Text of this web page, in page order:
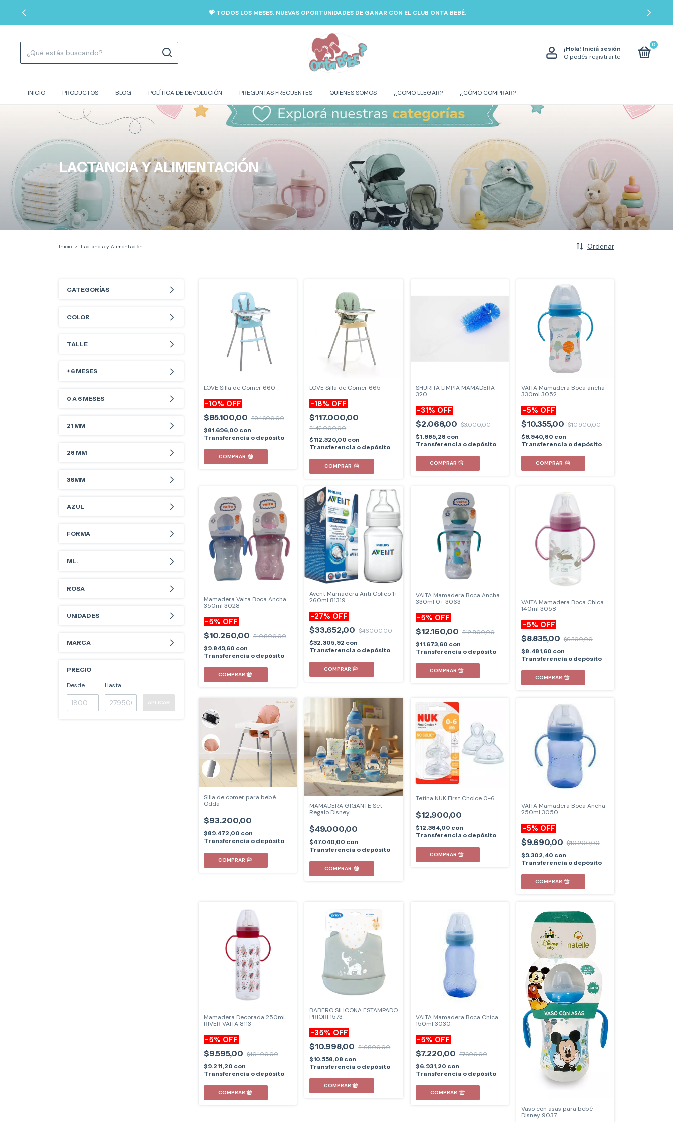
💝 TODOS LOS MESES, NUEVAS OPORTUNIDADES DE GANAR CON EL CLUB ONTA BEBÉ.
¡Hola! Iniciá sesión
O podés registrarte
0
INICIO PRODUCTOS BLOG POLÍTICA DE DEVOLUCIÓN PREGUNTAS FRECUENTES QUIÉNES SOMOS ¿COMO LLEGAR? ¿CÓMO COMPRAR?
LACTANCIA Y ALIMENTACIÓN
Inicio > Lactancia y Alimentación Ordenar
CATEGORÍAS
COLOR
TALLE
+6 MESES
0 A 6 MESES
21 MM
28 MM
36MM
AZUL
FORMA
ML.
ROSA
UNIDADES
MARCA
PRECIO
Desde Hasta
APLICAR
LOVE Silla de Comer 660
-10% OFF
$85.100,00 $94.600,00
$81.696,00 con
Transferencia o depósito
COMPRAR
LOVE Silla de Comer 665
-18% OFF
$117.000,00
$142.000,00
$112.320,00 con
Transferencia o depósito
COMPRAR
SHURITA LIMPIA MAMADERA
320
-31% OFF
$2.068,00 $3.000,00
$1.985,28 con
Transferencia o depósito
VAITA Mamadera Boca ancha
330ml 3052
-5% OFF
$10.355,00 $10.900,00
$9.940,80 con
Transferencia o depósito
COMPRAR
Mamadera Vaita Boca Ancha
350ml 3028
-5% OFF
$10.260,00 $10.800,00
$9.849,60 con
Transferencia o depósito
Avent Mamadera Anti Colico 1+
260ml 81319
-27% OFF
$33.652,00 $46.000,00
$32.305,92 con
Transferencia o depósito
VAITA Mamadera Boca Ancha
330ml 0+ 3063
-5% OFF
$12.160,00 $12.800,00
$11.673,60 con
Transferencia o depósito
VAITA Mamadera Boca Chica
140ml 3058
-5% OFF
$8.835,00 $9.300,00
$8.481,60 con
Transferencia o depósito
Silla de comer para bebé
Odda
$93.200,00
$89.472,00 con
Transferencia o depósito
MAMADERA GIGANTE Set
Regalo Disney
$49.000,00
$47.040,00 con
Transferencia o depósito
COMPRAR
Tetina NUK First Choice 0-6
$12.900,00
$12.384,00 con
Transferencia o depósito
VAITA Mamadera Boca Ancha
250ml 3050
-5% OFF
$9.690,00 $10.200,00
$9.302,40 con
Transferencia o depósito
Mamadera Decorada 250ml
RIVER VAITA 8113
-5% OFF
$9.595,00 $10.100,00
$9.211,20 con
Transferencia o depósito
BABERO SILICONA ESTAMPADO
PRIORI 1573
-35% OFF
$10.998,00 $16.800,00
$10.558,08 con
Transferencia o depósito
VAITA Mamadera Boca Chica
150ml 3030
-5% OFF
$7.220,00 $7.600,00
$6.931,20 con
Transferencia o depósito
COMPRAR
Vaso con asas para bebé
Disney 9037